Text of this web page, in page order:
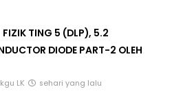
TING 5 (DLP), 5.2
DIODE PART-2 OLEH
LK sehari yang lalu